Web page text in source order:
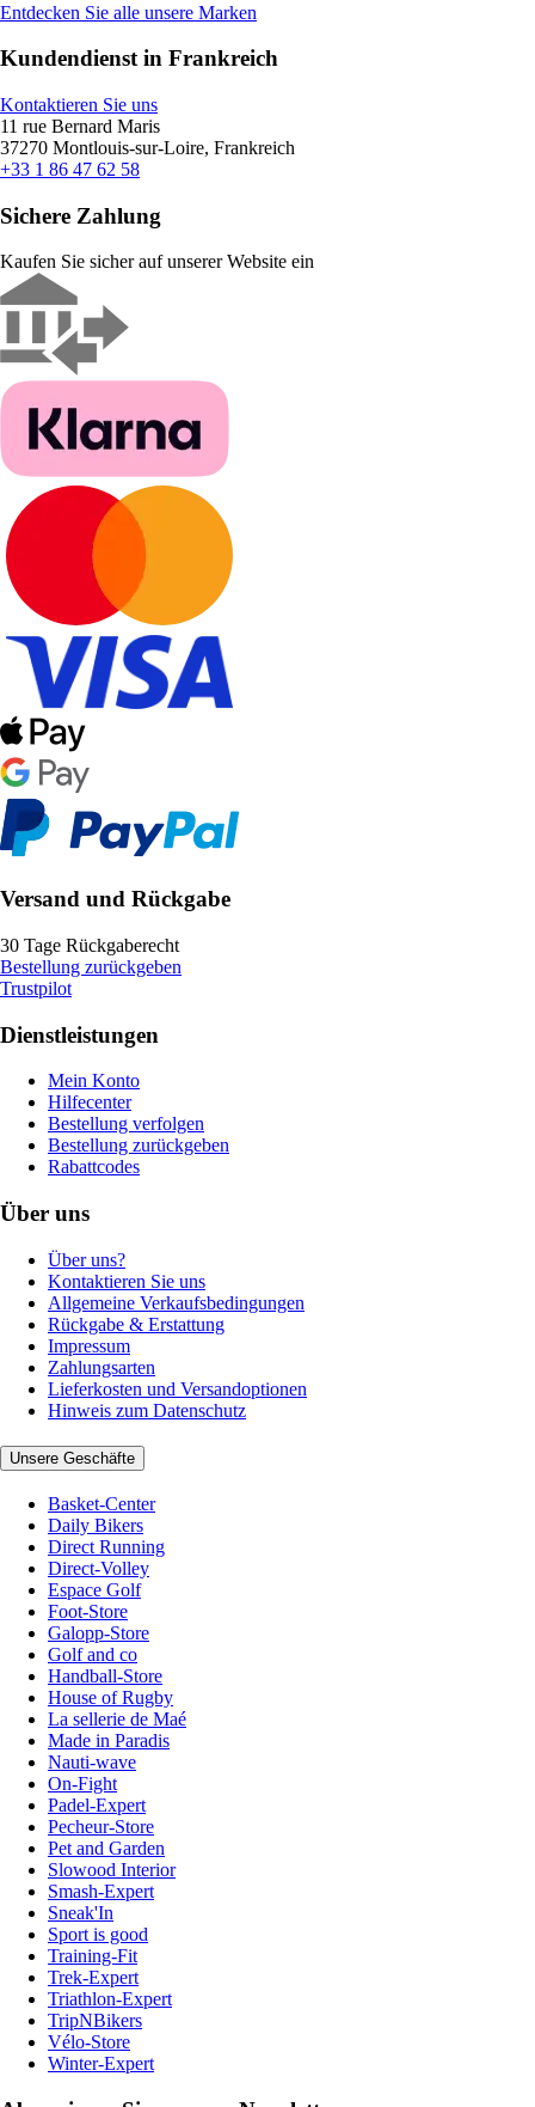
Entdecken Sie alle unsere Marken
Kundendienst in Frankreich
Kontaktieren Sie uns
11 rue Bernard Maris
37270 Montlouis-sur-Loire, Frankreich
+33 1 86 47 62 58
Sichere Zahlung
Kaufen Sie sicher auf unserer Website ein
Versand und Rückgabe
30 Tage Rückgaberecht
Bestellung zurückgeben
Trustpilot
Dienstleistungen
Mein Konto
Hilfecenter
Bestellung verfolgen
Bestellung zurückgeben
Rabattcodes
Über uns
Über uns?
Kontaktieren Sie uns
Allgemeine Verkaufsbedingungen
Rückgabe & Erstattung
Impressum
Zahlungsarten
Lieferkosten und Versandoptionen
Hinweis zum Datenschutz
Unsere Geschäfte
Basket-Center
Daily Bikers
Direct Running
Direct-Volley
Espace Golf
Foot-Store
Galopp-Store
Golf and co
Handball-Store
House of Rugby
La sellerie de Maé
Made in Paradis
Nauti-wave
On-Fight
Padel-Expert
Pecheur-Store
Pet and Garden
Slowood Interior
Smash-Expert
Sneak'In
Sport is good
Training-Fit
Trek-Expert
Triathlon-Expert
TripNBikers
Vélo-Store
Winter-Expert